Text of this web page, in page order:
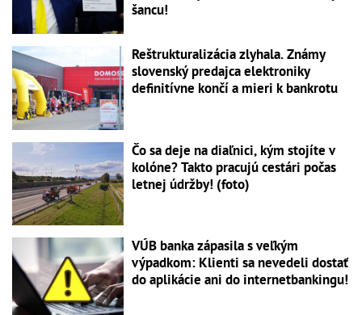
šancu!
Reštrukturalizácia zlyhala. Známy
slovenský predajca elektroniky
definitívne končí a mieri k bankrotu
Čo sa deje na diaľnici, kým stojíte v
kolóne? Takto pracujú cestári počas
letnej údržby! (foto)
VÚB banka zápasila s veľkým
výpadkom: Klienti sa nevedeli dostať
do aplikácie ani do internetbankingu!